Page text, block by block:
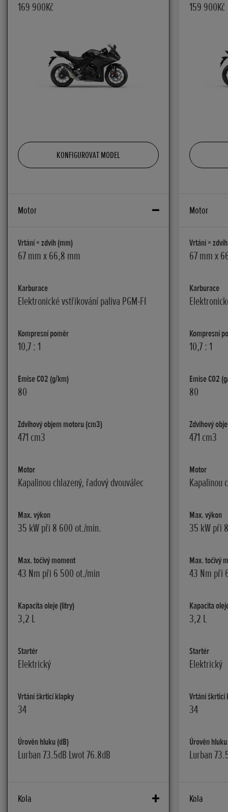
169 900Kč
KONFIGUROVAT MODEL
Motor
Vrtání × zdvih (mm)
67 mm x 66,8 mm
Karburace
Elektronické vstřikování paliva PGM-FI
Kompresní poměr
10,7 : 1
Emise C02 (g/km)
80
Zdvihový objem motoru (cm3)
471 cm3
Motor
Kapalinou chlazený, řadový dvouválec
Max. výkon
35 kW při 8 600 ot./min.
Max. točivý moment
43 Nm při 6 500 ot./min
Kapacita oleje (litry)
3,2 L
Startér
Elektrický
Vrtání škrticí klapky
34
Úrověn hluku (dB)
Lurban 73.5dB Lwot 76.8dB
Kola
159 900Kč
Motor
Vrtání ×
67 mm x
Karburace
Kompresní
10,7 : 1
Emise C02
80
Zdvihový
471 cm3
Motor
Kapalinou
Max. výkon
35 kW při
Max. točivý
43 Nm při
Kapacita
3,2 L
Startér
Elektrický
Vrtání škrticí
34
Úrověn
Lurban
Kola